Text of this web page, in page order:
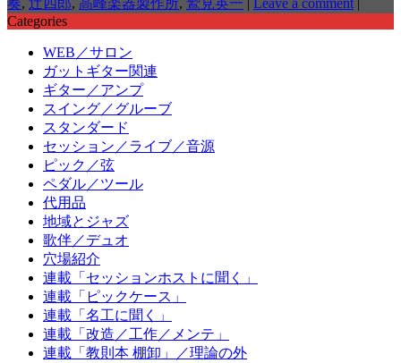
奏, 辻四郎, 高峰楽器製作所, 鷲見英一 Leave a comment
Categories
WEB／サロン
ガットギター関連
ギター／アンプ
スイング／グルーブ
スタンダード
セッション／ライブ／音源
ピック／弦
ペダル／ツール
代用品
地域とジャズ
歌伴／デュオ
穴場紹介
連載「セッションホストに聞く」
連載「ピックケース」
連載「名工に聞く」
連載「改造／工作／メンテ」
連載「教則本 棚卸」／理論の外